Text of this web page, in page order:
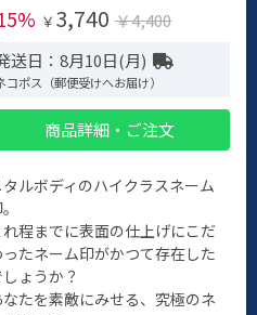
￥ 3,740 ￥4,400
送日：8月10日(月)
コポス（郵便受けへお届け）
商品詳細・ご注文
タルボディのハイクラスネーム
れ程までに表面の仕上げにこだ
ったネーム印がかつて存在した
ょうか？
なたを素敵にみせる、究極のネ